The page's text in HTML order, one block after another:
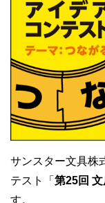
サンスター文具株
テスト「 第25回
す。